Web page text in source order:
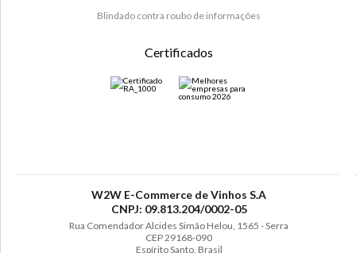
Blindado contra roubo de informações
Certificados
W2W E-Commerce de Vinhos S.A
CNPJ: 09.813.204/0002-05
Rua Comendador Alcides Simão Helou, 1565 - Serra
CEP 29168-090
Espírito Santo, Brasil